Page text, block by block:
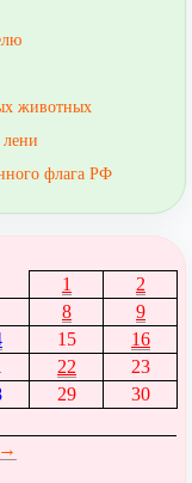
животных
флага РФ
1
2
8
9
15
16
22
23
29
30